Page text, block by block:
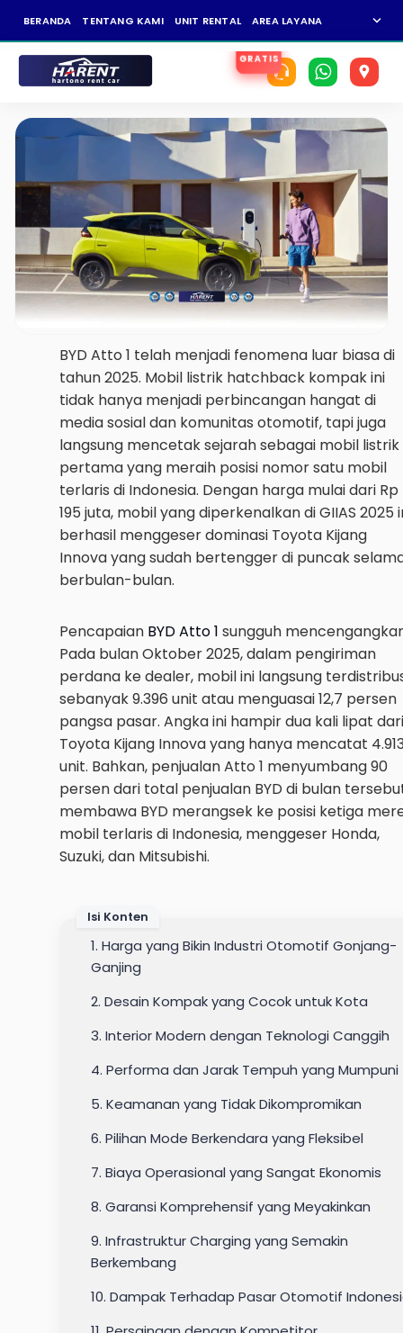
BERANDA TENTANG KAMI UNIT RENTAL AREA LAYANAN expand_more
BYD Atto 1 telah menjadi fenomena luar biasa di
tahun 2025. Mobil listrik hatchback kompak ini
tidak hanya menjadi perbincangan hangat di
media sosial dan komunitas otomotif, tapi juga
langsung mencetak sejarah sebagai mobil listrik
pertama yang meraih posisi nomor satu mobil
terlaris di Indonesia. Dengan harga mulai dari Rp
195 juta, mobil yang diperkenalkan di GIIAS 2025
berhasil menggeser dominasi Toyota Kijang
Innova yang sudah bertengger di puncak
berbulan-bulan.
Pencapaian BYD Atto 1 sungguh
Pada bulan Oktober 2025, dalam pengiriman
perdana ke dealer, mobil ini langsung
sebanyak 9.396 unit atau menguasai 12,7 persen
pangsa pasar. Angka ini hampir dua kali lipat dari
Toyota Kijang Innova yang hanya mencatat
unit. Bahkan, penjualan Atto 1 menyumbang 90
persen dari total penjualan BYD di bulan
membawa BYD merangsek ke posisi ketiga
mobil terlaris di Indonesia, menggeser Honda,
Suzuki, dan Mitsubishi.
Isi Konten
1. Harga yang Bikin Industri Otomotif Gonjang-
Ganjing
2. Desain Kompak yang Cocok untuk Kota
3. Interior Modern dengan Teknologi Canggih
4. Performa dan Jarak Tempuh yang Mumpuni
5. Keamanan yang Tidak Dikompromikan
6. Pilihan Mode Berkendara yang Fleksibel
7. Biaya Operasional yang Sangat Ekonomis
8. Garansi Komprehensif yang Meyakinkan
9. Infrastruktur Charging yang Semakin
Berkembang
10. Dampak Terhadap Pasar Otomotif